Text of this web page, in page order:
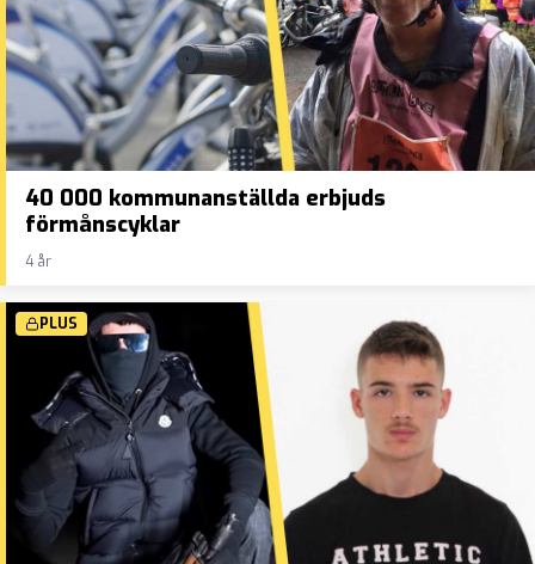
40 000 kommunanställda erbjuds
förmånscyklar
4 år
PLUS